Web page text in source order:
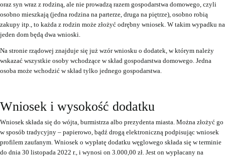
oraz syn wraz z rodziną, ale nie prowadzą razem gospodarstwa domowego, czyli
osobno mieszkają (jedna rodzina na parterze, druga na piętrze), osobno robią
zakupy itp., to każda z rodzin może złożyć odrębny wniosek. W takim wypadku na
jeden dom będą dwa wnioski.
Na stronie rządowej znajduje się już wzór wniosku o dodatek, w którym należy
wskazać wszystkie osoby wchodzące w skład gospodarstwa domowego. Jedna
osoba może wchodzić w skład tylko jednego gospodarstwa.
Wniosek i wysokość dodatku
Wniosek składa się do wójta, burmistrza albo prezydenta miasta. Można złożyć go
w sposób tradycyjny – papierowo, bądź drogą elektroniczną podpisując wniosek
profilem zaufanym. Wniosek o wypłatę dodatku węglowego składa się w terminie
do dnia 30 listopada 2022 r., i wynosi on 3.000,00 zł. Jest on wypłacany na